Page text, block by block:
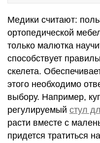
Медики считают:
ортопедической
только малютка
способствует
скелета.
этого необходимо
выбору. Например,
регулируемый стул
расти вместе с
придется тратиться